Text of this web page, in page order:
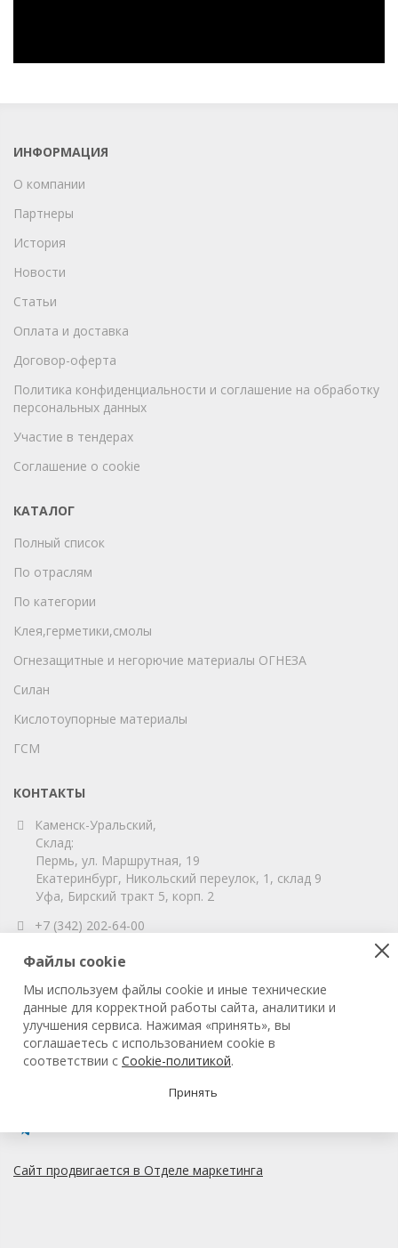
ИНФОРМАЦИЯ
О компании
Партнеры
История
Новости
Статьи
Оплата и доставка
Договор-оферта
Политика конфиденциальности и соглашение на обработку
персональных данных
Участие в тендерах
Соглашение о cookie
КАТАЛОГ
Полный список
По отраслям
По категории
Клея,герметики,смолы
Огнезащитные и негорючие материалы ОГНЕЗА
Силан
Кислотоупорные материалы
ГСМ
КОНТАКТЫ
Каменск-Уральский,
Склад:
Пермь, ул. Маршрутная, 19
Екатеринбург, Никольский переулок, 1, склад 9
Уфа, Бирский тракт 5, корп. 2
+7 (342) 202-64-00
info@vitahim-perm.ru
ООО «ВитаХим Пермь»
ОГРН: 1115905003059
ИНН/КПП: 5905285619/590501001
Сайт продвигается в Отделе маркетинга
Файлы cookie
Мы используем файлы cookie и иные технические
данные для корректной работы сайта, аналитики и
улучшения сервиса. Нажимая «принять», вы
соглашаетесь с использованием cookie в
соответствии с Cookie-политикой.
Принять